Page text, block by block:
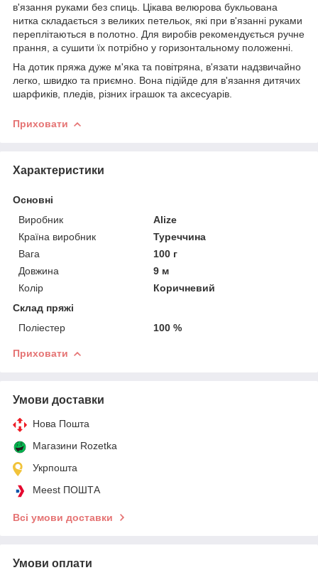
в'язання руками без спиць. Цікава велюрова букльована
нитка складається з великих петельок, які при в'язанні руками
переплітаються в полотно. Для виробів рекомендується ручне
прання, а сушити їх потрібно у горизонтальному положенні.
На дотик пряжа дуже м'яка та повітряна, в'язати надзвичайно
легко, швидко та приємно. Вона підійде для в'язання дитячих
шарфиків, пледів, різних іграшок та аксесуарів.
Приховати
Характеристики
Основні
Виробник
Alize
Країна виробник
Туреччина
Вага
100 г
Довжина
9 м
Колір
Коричневий
Склад пряжі
Поліестер
100 %
Приховати
Умови доставки
Нова Пошта
Магазини Rozetka
Укрпошта
Meest ПОШТА
Всі умови доставки
Умови оплати